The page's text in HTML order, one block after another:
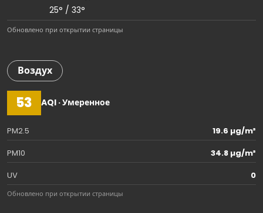
25° / 33°
Обновлено при открытии страницы
Воздух
53 AQI · Умеренное
PM2.5
19.6 µg/m³
PM10
34.8 µg/m³
UV
0
Обновлено при открытии страницы